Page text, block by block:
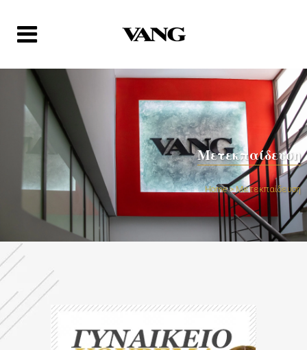
Μετεκπαίδευση
Home>Μετεκπαίδευση